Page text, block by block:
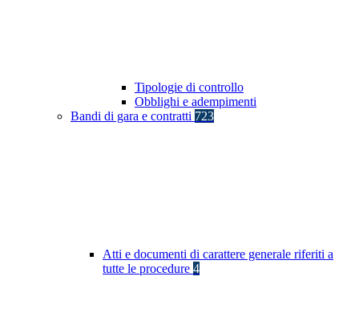
Tipologie di controllo
Obblighi e adempimenti
Bandi di gara e contratti 723
Atti e documenti di carattere generale riferiti a
tutte le procedure 4